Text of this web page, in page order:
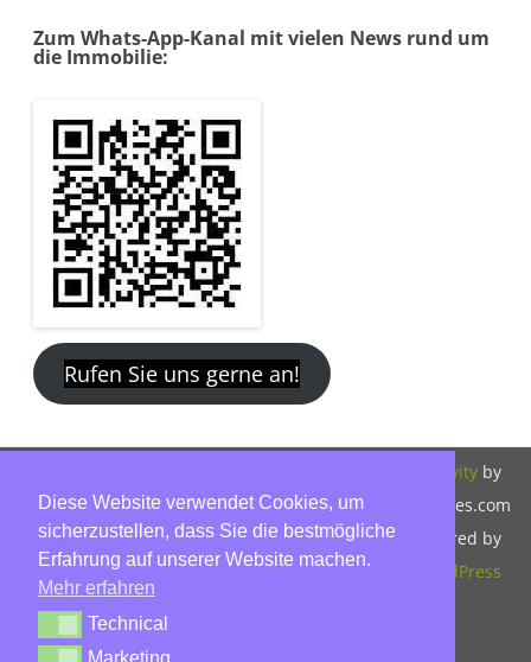
Zum Whats-App-Kanal mit vielen News rund um
die Immobilie:
Rufen Sie uns gerne an!
Hinnerk Warter,
Warter-
Immobilien,
Lübeck, Tel: 0451-
unsere
Datenschutzerklärung.
ZeroGravityby
GalussoThemes.com
Powered by
WordPress
Diese Website verwendet Cookies, um
sicherzustellen, dass Sie die bestmögliche
Erfahrung auf unserer Website machen.
Mehr erfahren
TechnicalTechnical
Marketing